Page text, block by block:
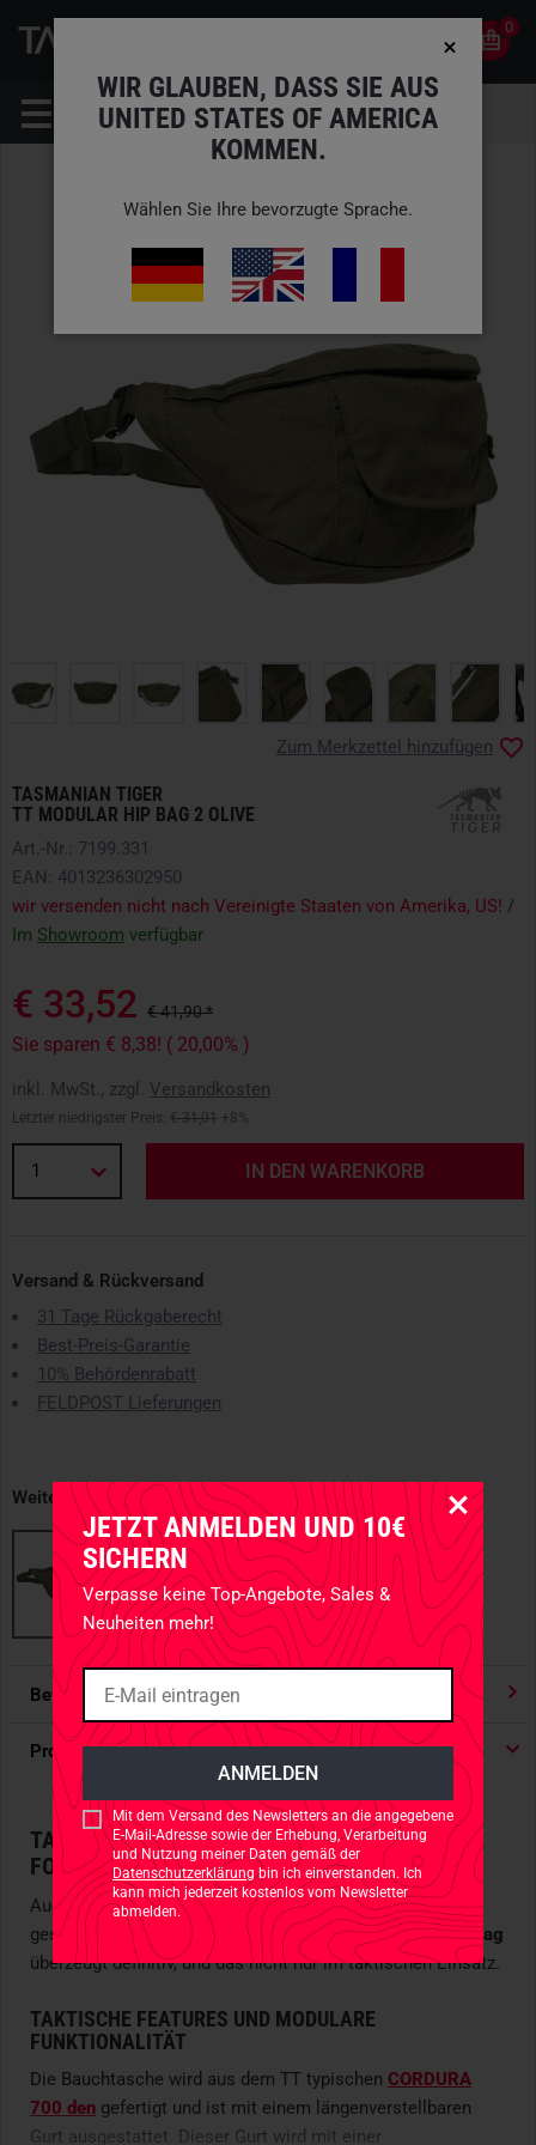
JETZT ANMELDEN UND 10€
SICHERN
Verpasse keine Top-Angebote, Sales &
Neuheiten mehr!
Mit dem Versand des Newsletters an die angegebene
E-Mail-Adresse sowie der Erhebung, Verarbeitung
und Nutzung meiner Daten gemäß der
Datenschutzerklärungbin ich einverstanden. Ich
kann mich jederzeit kostenlos vom Newsletter
abmelden.
0
TASMANIAN TIGER
TT MODULAR HIP BAG 2 OLIVE
Zum Merkzettel hinzufügen
Art.-Nr.: 7199.331
EAN: 4013236302950
wir versenden nicht nach Vereinigte Staaten von Amerika, US! /
Im Showroom verfügbar
€ 33,52 € 41,90 *
Sie sparen € 8,38! ( 20,00% )
inkl. MwSt., zzgl. Versandkosten
Letzter niedrigster Preis: € 31,01 +8%
1 IN DEN WARENKORB
Versand & Rückversand
31 Tage Rückgaberecht
Best-Preis-Garantie
10% Behördenrabatt
FELDPOST Lieferungen
Weitere erhältliche Varianten
Bewertungen
Produktdetails
TAKTISCHE GÜRTELTASCHE IN KOMPAKTEM
FORMAT
Auch wenn Fanny Packs im normalen Alltag manchmal
gespaltene Meinungen hervorrufen, dieTT Modular Hip Bag
überzeugt definitiv, und das nicht nur im taktischen Einsatz.
TAKTISCHE FEATURES UND MODULARE
FUNKTIONALITÄT
Die Bauchtasche wird aus dem TT typischen CORDURA
700 den gefertigt und ist mit einem längenverstellbaren
Gurt ausgestattet. Dieser Gurt wird mit einer
WIR GLAUBEN, DASS SIE AUS
UNITED STATES OF AMERICA
KOMMEN.
Wählen Sie Ihre bevorzugte Sprache.